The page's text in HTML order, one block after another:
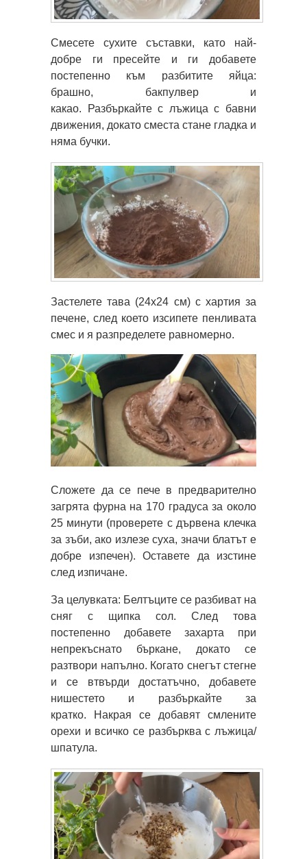
Смесете сухите съставки, като най-
добре ги пресейте и ги добавете
постепенно към разбитите яйца:
брашно, бакпулвер и
какао. Разбъркайте с лъжица с бавни
движения, докато сместа стане гладка и
няма бучки.
Застелете тава (24х24 см) с хартия за
печене, след което изсипете пенливата
смес и я разпределете равномерно.
Сложете да се пече в предварително
загрята фурна на 170 градуса за около
25 минути (проверете с дървена клечка
за зъби, ако излезе суха, значи блатът е
добре изпечен). Оставете да изстине
след изпичане.
За целувката: Белтъците се разбиват на
сняг с щипка сол. След това
постепенно добавете захарта при
непрекъснато бъркане, докато се
разтвори напълно. Когато снегът стегне
и се втвърди достатъчно, добавете
нишестето и разбъркайте за
кратко. Накрая се добавят смлените
орехи и всичко се разбърква с лъжица/
шпатула.